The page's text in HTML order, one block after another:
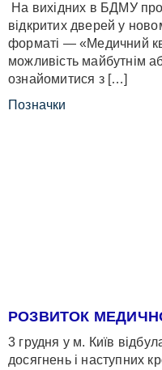
На вихідних в БДМУ
відкритих дверей у
форматі — «Медичний
можливість майбутнім
ознайомитися з […]
Позначки
РОЗВИТОК
3 грудня у м. Київ
досягнень і наступних